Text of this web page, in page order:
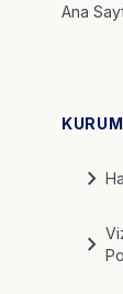
Ana
chevron_right
chevron_right